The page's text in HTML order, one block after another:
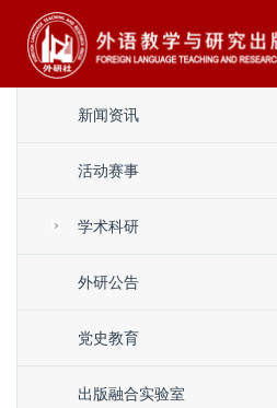
新闻资讯
活动赛事
学术科研
外研公告
党史教育
出版融合实验室